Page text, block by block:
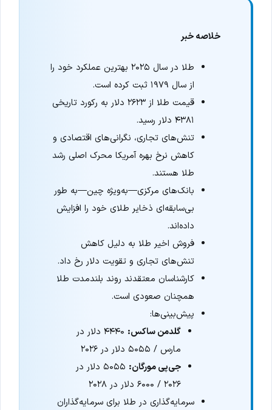
خلاصه خبر
طلا در سال ۲۰۲۵ بهترین عملکرد خود را
از سال ۱۹۷۹ ثبت کرده است.
قیمت طلا از ۲۶۲۳ دلار به رکورد تاریخی
۴۳۸۱ دلار رسید.
تنش‌های تجاری، نگرانی‌های اقتصادی و
کاهش نرخ بهره آمریکا محرک اصلی رشد
طلا هستند.
بانک‌های مرکزی—به‌ویژه چین—به طور
بی‌سابقه‌ای ذخایر طلای خود را افزایش
داده‌اند.
فروش اخیر طلا به دلیل کاهش
تنش‌های تجاری و تقویت دلار رخ داد.
کارشناسان معتقدند روند بلندمدت طلا
همچنان صعودی است.
پیش‌بینی‌ها:
گلدمن ساکس:
۴۴۴۰ دلار در
مارس / ۵۰۵۵ دلار در ۲۰۲۶
جی‌پی مورگان:
۵۰۵۵ دلار در
۲۰۲۶ / ۶۰۰۰ دلار در ۲۰۲۸
سرمایه‌گذاری در طلا برای سرمایه‌گذاران